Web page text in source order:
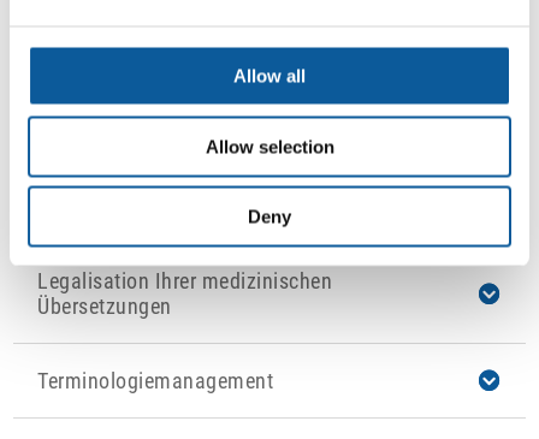
Allow all
Allow selection
Deny
Festes Team medizinischer Übersetzer für
Ihr Unternehmen
Verschwiegenheitspflicht und Handhabung
vertraulicher oder personenbezogener Daten
Legalisation Ihrer medizinischen
Übersetzungen
Terminologiemanagement